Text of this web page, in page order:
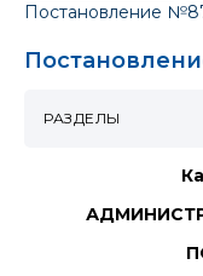
Постановление
РАЗДЕЛЫ